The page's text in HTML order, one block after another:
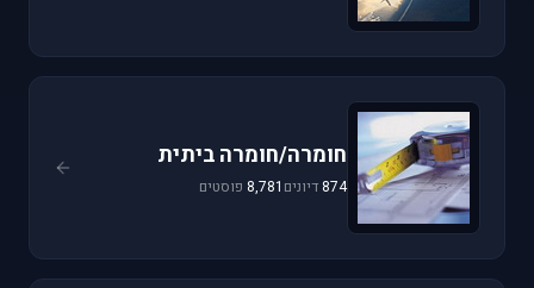
חומרה/חומרה ביתית
874דיונים 8,781 פוסטים